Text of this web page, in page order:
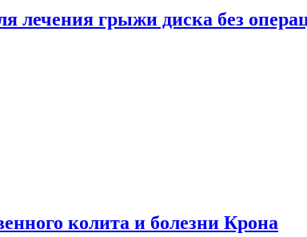
лечения грыжи диска без
колита и болезни Крона